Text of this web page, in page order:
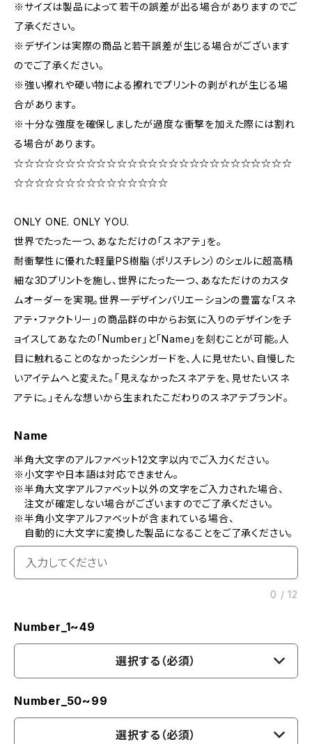
※サイズは製品によって若干の誤差が出る場合がありますのでご
了承ください。
※デザインは実際の商品と若干誤差が生じる場合がございます
のでご了承ください。
※強い擦れや硬い物による擦れでプリントの剥がれが生じる場
合があります。
※十分な強度を確保しましたが過度な衝撃を加えた際には割れ
る場合があります。
☆☆☆☆☆☆☆☆☆☆☆☆☆☆☆☆☆☆☆☆☆☆☆☆☆☆☆
☆☆☆☆☆☆☆☆☆☆☆☆☆☆☆
ONLY ONE. ONLY YOU.
世界でたった一つ、あなただけの「スネアテ」を。
耐衝撃性に優れた軽量PS樹脂（ポリスチレン）のシェルに超高精
細な3Dプリントを施し、世界にたった一つ、あなただけのカスタ
ムオーダーを実現。世界一デザインバリエーションの豊富な「スネ
アテ・ファクトリー」の商品群の中からお気に入りのデザインをチ
ョイスしてあなたの「Number」と「Name」を刻むことが可能。人
目に触れることのなかったシンガードを、人に見せたい、自慢した
いアイテムへと変えた。「見えなかったスネアテを、見せたいスネ
アテに。」そんな想いから生まれたこだわりのスネアテブランド。
Name
半角大文字のアルファベット12文字以内でご入力ください。
※小文字や日本語は対応できません。
※半角大文字アルファベット以外の文字をご入力された場合、
注文が確定しない場合がございますのでご了承ください。
※半角小文字アルファベットが含まれている場合、
自動的に大文字に変換した製品になることをご了承ください。
0 /12
Number_1~49
選択する（必須）
Number_50~99
選択する（必須）